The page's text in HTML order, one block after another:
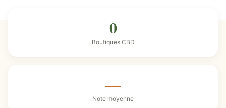
0
Boutiques CBD
—
Note moyenne